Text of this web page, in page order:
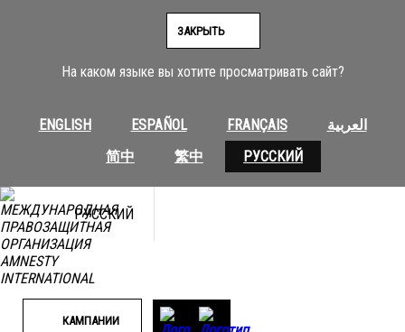
На каком языке вы хотите просматривать сайт?
ENGLISH ESPAÑOL FRANÇAIS
العربية
简中
繁中 РУССКИЙ
ЗАКРЫТЬ
РУССКИЙ
КАМПАНИИ